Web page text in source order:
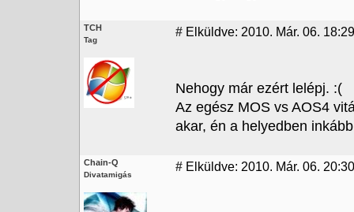
TCH
Tag
# Elküldve: 2010. Már. 06. 18:29
Nehogy már ezért lelépj. :(
Az egész MOS vs AOS4
akar, én a helyedben
Chain-Q
Divatamigás
# Elküldve: 2010. Már. 06. 20:30